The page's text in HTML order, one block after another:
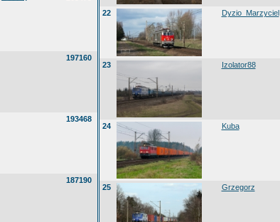
197160
193468
187190
22 Dyzio_Marzyciel
23 Izolator88
24 Kuba
25 Grzegorz